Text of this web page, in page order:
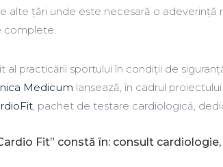
alte țări unde este necesară o adeverință
complete.
al practicării sportului în condiții de
Medicum lansează, în cadrul
, pachet de testare cardiologică,
Fit” constă în: consult